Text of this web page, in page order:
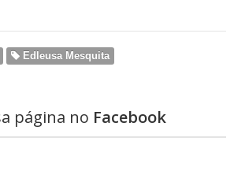
Edleusa Mesquita
página no Facebook